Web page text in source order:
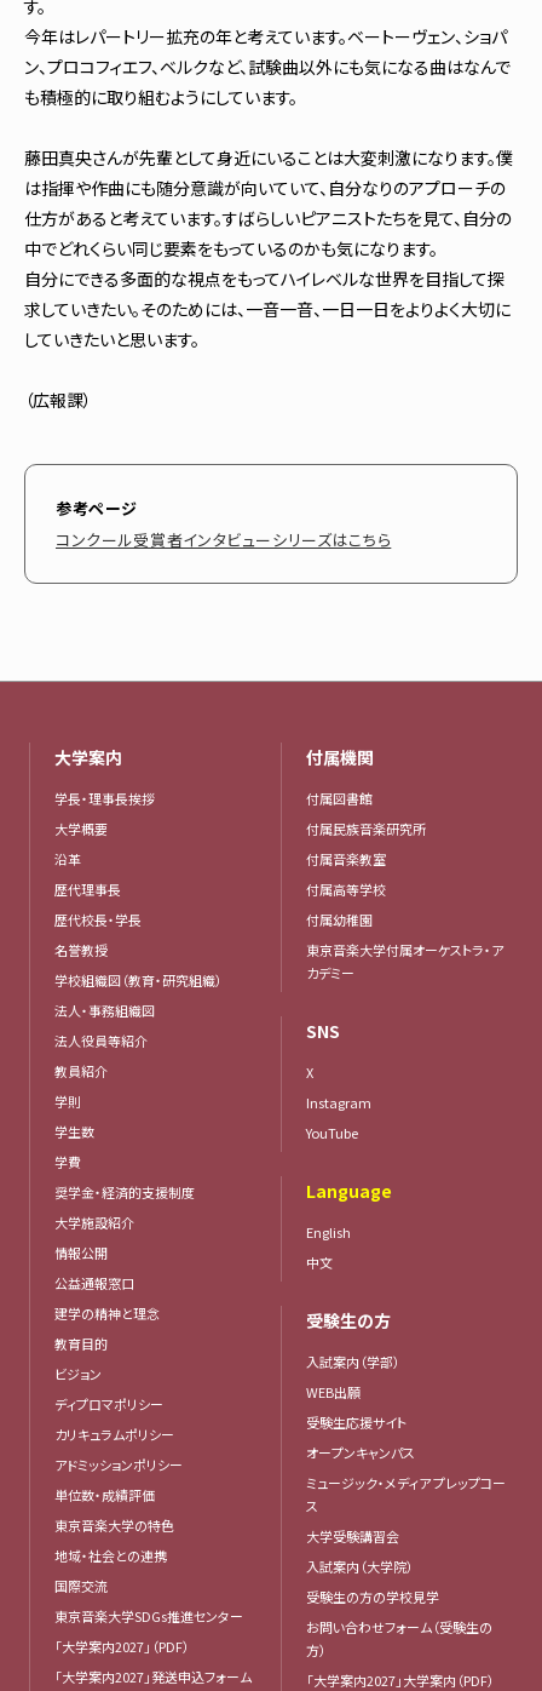
す。
今年はレパートリー拡充の年と考えています。ベートーヴェン、ショパ
ン、プロコフィエフ、ベルクなど、試験曲以外にも気になる曲はなんで
も積極的に取り組むようにしています。
藤田真央さんが先輩として身近にいることは大変刺激になります。僕
は指揮や作曲にも随分意識が向いていて、自分なりのアプローチの
仕方があると考えています。すばらしいピアニストたちを見て、自分の
中でどれくらい同じ要素をもっているのかも気になります。
自分にできる多面的な視点をもってハイレベルな世界を目指して探
求していきたい。そのためには、一音一音、一日一日をよりよく大切に
していきたいと思います。
（広報課）
参考ページ
コンクール受賞者インタビューシリーズはこちら
大学案内
学長・理事長挨拶
大学概要
沿革
歴代理事長
歴代校長・学長
名誉教授
学校組織図（教育・研究組織）
法人・事務組織図
法人役員等紹介
教員紹介
学則
学生数
学費
奨学金・経済的支援制度
大学施設紹介
情報公開
公益通報窓口
建学の精神と理念
教育目的
ビジョン
ディプロマポリシー
カリキュラムポリシー
アドミッションポリシー
単位数・成績評価
東京音楽大学の特色
地域・社会との連携
国際交流
東京音楽大学SDGs推進センター
「大学案内2027」（PDF）
「大学案内2027」発送申込フォーム
付属機関
付属図書館
付属民族音楽研究所
付属音楽教室
付属高等学校
付属幼稚園
東京音楽大学付属オーケストラ・ア
カデミー
SNS
X
Instagram
YouTube
Language
English
中文
受験生の方
入試案内（学部）
WEB出願
受験生応援サイト
オープンキャンパス
ミュージック・メディア プレップコー
ス
大学受験講習会
入試案内（大学院）
受験生の方の学校見学
お問い合わせフォーム（受験生の
方）
「大学案内2027」大学案内（PDF）